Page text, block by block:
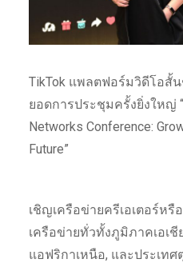
TikTok แพลตฟอร์มวิดีโอสั้
ยอดการประชุมครั้งยิ่งใหญ่
Networks Conference:
Future”
เชิญเครือข่ายครีเอเตอร์หรื
เครือข่ายทั่วทั้งภูมิภาคเอเ
แอฟริกาเหนือ, และประเท